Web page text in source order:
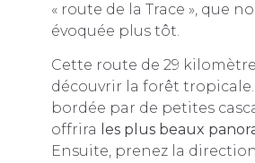
« route de la Trace », que
évoquée plus tôt.
Cette route de 29
découvrir la forêt tropicale.
bordée par de petites
offrira les plus beaux
Ensuite, prenez la